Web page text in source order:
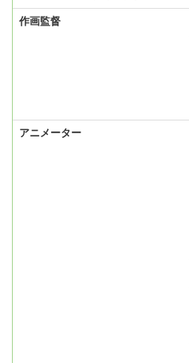
作画監督
アニメーター